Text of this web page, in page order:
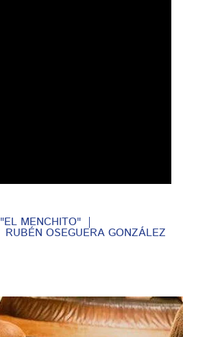
"EL MENCHITO"
RUBÉN OSEGUERA GONZÁLEZ